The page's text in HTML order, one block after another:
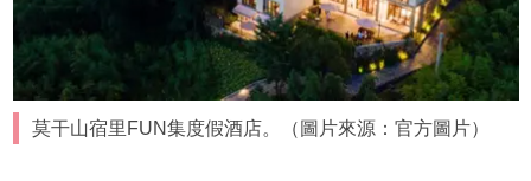
莫干山宿里FUN集度假酒店。（圖片來源：官方圖片）